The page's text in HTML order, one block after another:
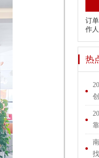
订
作
热